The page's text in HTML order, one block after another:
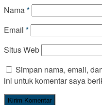
Nama*
Email *
Situs Web
Simpan nama, email,
ini untuk komentar saya